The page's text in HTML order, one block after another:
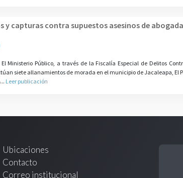
y capturas contra supuestos asesinos de
Ministerio Público, a través de la Fiscalía Especial de Delitos
siete allanamientos de morada en el municipio de Jacaleapa, El
Leer publicación
Ubicaciones
Contacto
Correo institucional